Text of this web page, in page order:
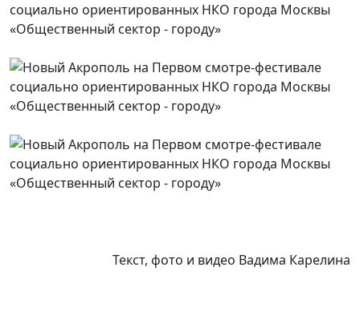
Текст, фото и видео Вадима Карелина